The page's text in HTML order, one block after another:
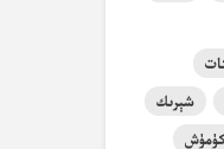
شېرىك
كۈمۈش